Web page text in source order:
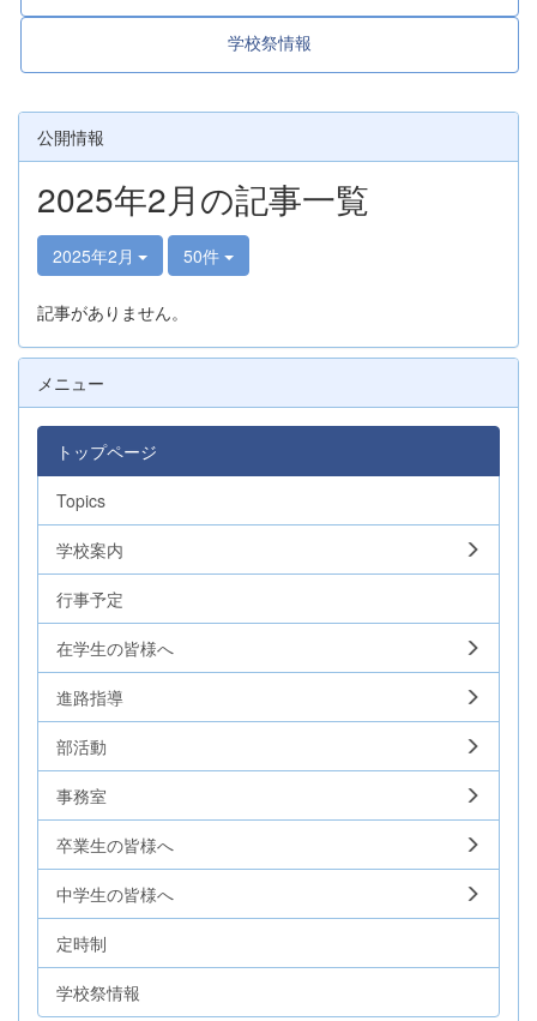
学校祭情報
公開情報
2025年2月の記事一覧
2025年2月 50件
記事がありません。
メニュー
トップページ
Topics
学校案内
行事予定
在学生の皆様へ
進路指導
部活動
事務室
卒業生の皆様へ
中学生の皆様へ
定時制
学校祭情報